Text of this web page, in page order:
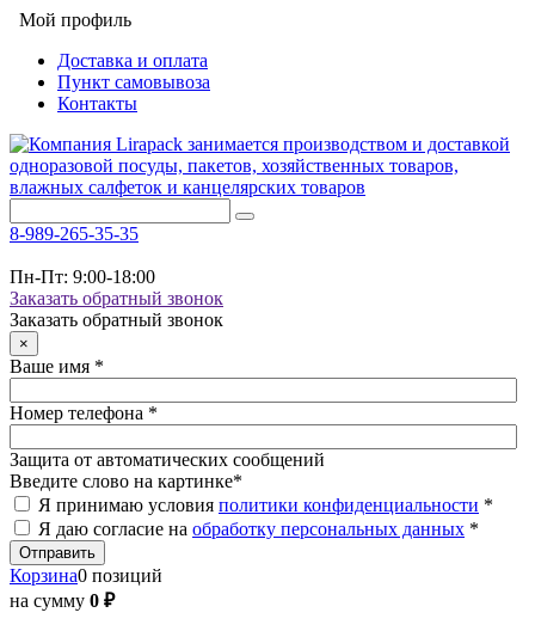
Мой профиль
Доставка и оплата
Пункт самовывоза
Контакты
8-989-265-35-35
Пн-Пт: 9:00-18:00
Заказать обратный звонок
Заказать обратный звонок
×
Ваше имя *
Номер телефона *
Защита от автоматических сообщений
Введите слово на картинке*
Я принимаю условия политики конфиденциальности *
Я даю согласие на обработку персональных данных *
Корзина0 позиций
на сумму 0 ₽